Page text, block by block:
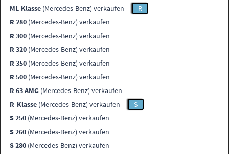
ML-Klasse (Mercedes-Benz) verkaufen
R
R 280 (Mercedes-Benz) verkaufen
R 300 (Mercedes-Benz) verkaufen
R 320 (Mercedes-Benz) verkaufen
R 350 (Mercedes-Benz) verkaufen
R 500 (Mercedes-Benz) verkaufen
R 63 AMG (Mercedes-Benz) verkaufen
R-Klasse (Mercedes-Benz) verkaufen
S
S 250 (Mercedes-Benz) verkaufen
S 260 (Mercedes-Benz) verkaufen
S 280 (Mercedes-Benz) verkaufen